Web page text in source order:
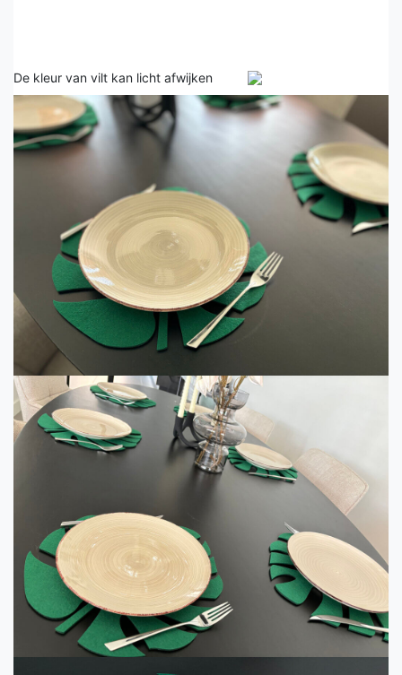
De kleur van vilt kan licht afwijken